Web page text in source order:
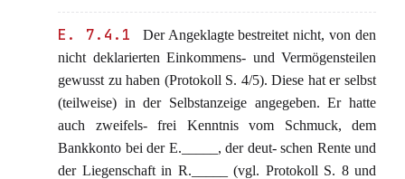
E. 7.4.1
Der Angeklagte bestreitet nicht, von den
nicht deklarierten Einkommens- und Vermögensteilen
gewusst zu haben (Protokoll S. 4/5). Diese hat er selbst
(teilweise) in der Selbstanzeige angegeben. Er hatte
auch zweifels- frei Kenntnis vom Schmuck, dem
Bankkonto bei der E._____, der deut- schen Rente und
der Liegenschaft in R._____ (vgl. Protokoll S. 8 und